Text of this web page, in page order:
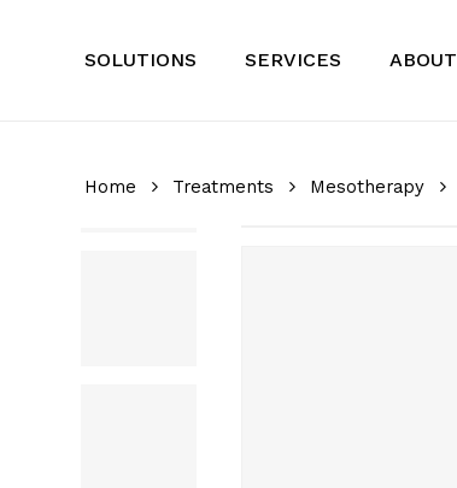
SOLUTIONS SERVICES ABOUT
Home Treatments Mesotherapy